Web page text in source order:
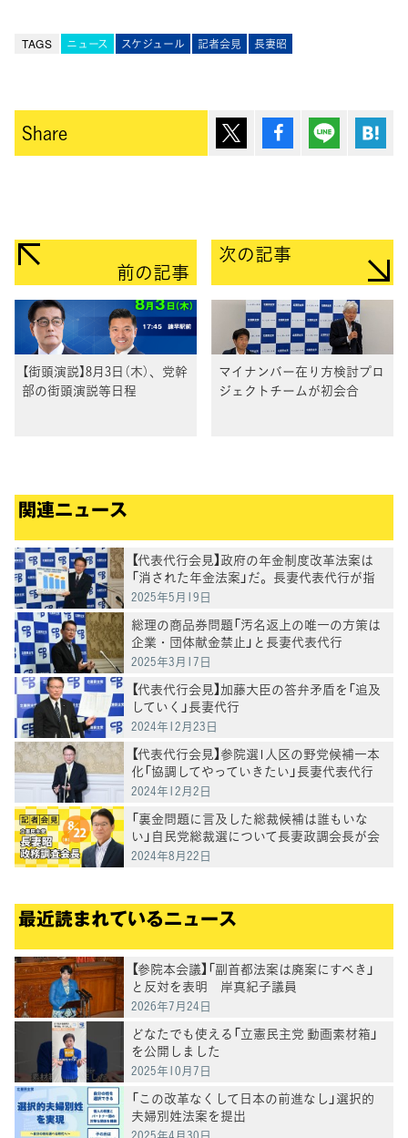
TAGS ニュース スケジュール 記者会見 長妻昭
Share ポスト シェア Lineで送
前の記事
【街頭演説】8月3日（木）、党幹
部の街頭演説等日程
次の記事
マイナンバー在り方検討プロ
ジェクトチームが初会合
関連ニュース
【代表代行会見】政府の年金制度改革法案は
「消された年金法案」だ。長妻代表代行が指
摘
2025年5月19日
総理の商品券問題「汚名返上の唯一の方策は
企業・団体献金禁止」と長妻代表代行
2025年3月17日
【代表代行会見】加藤大臣の答弁矛盾を「追及
していく」長妻代行
2024年12月23日
【代表代行会見】参院選1人区の野党候補一本
化「協調してやっていきたい」長妻代表代行
2024年12月2日
「裏金問題に言及した総裁候補は誰もいな
い」自民党総裁選について長妻政調会長が会
見で指摘
2024年8月22日
最近読まれているニュース
【参院本会議】「副首都法案は廃案にすべき」
と反対を表明 岸真紀子議員
2026年7月24日
どなたでも使える「立憲民主党 動画素材箱」
を公開しました
2025年10月7日
「この改革なくして日本の前進なし」選択的
夫婦別姓法案を提出
2025年4月30日